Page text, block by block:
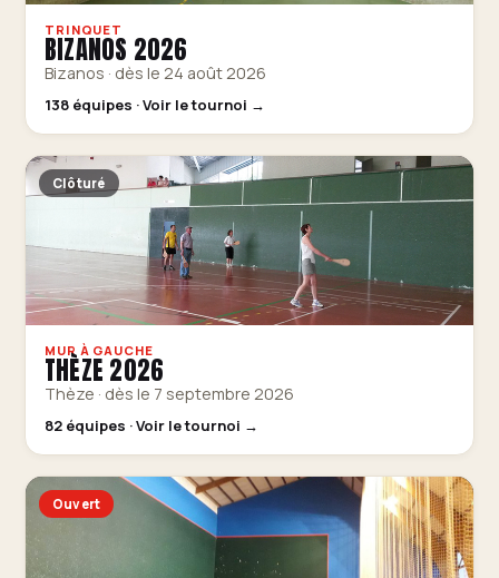
TRINQUET
BIZANOS 2026
Bizanos · dès le 24 août 2026
138 équipes · Voir le tournoi →
Clôturé
MUR À GAUCHE
THÈZE 2026
Thèze · dès le 7 septembre 2026
82 équipes · Voir le tournoi →
Ouvert